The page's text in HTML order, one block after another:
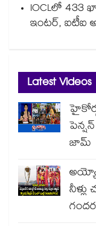
IOCLలో 433
ఇంటర్, ఐటీఐ
Latest Videos
జామ్ |
అయ్యో